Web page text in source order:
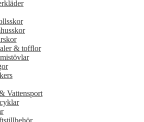
& tofflor
Vattensport